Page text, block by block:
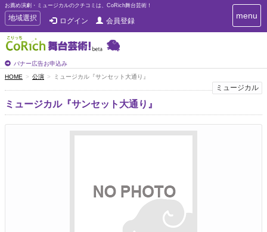
お薦め演劇・ミュージカルのクチコミは、CoRich舞台芸術！
T
o
g
g
e
n
a
v
i
地域選択 ログイン 会員登録
バナー広告お申込み
T
o
n
i
menu
HOME 公演 ミュージカル『サンセット大通り』
ミュージカル
ミュージカル『サンセット大通り』